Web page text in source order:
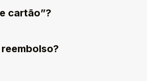
cartão”?